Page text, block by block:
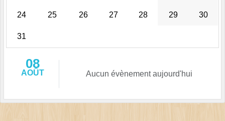
24 25 26 27 28 29 30
31
08
AOÛT Aucun évènement aujourd'hui